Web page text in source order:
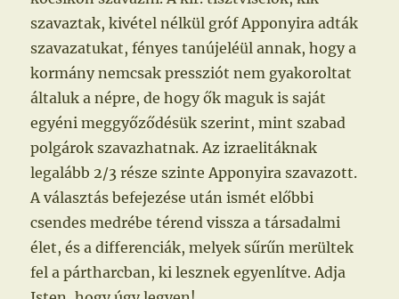
szavaztak, kivétel nélkül gróf Apponyira adták
szavazatukat, fényes tanújeléül annak, hogy a
kormány nemcsak pressziót nem gyakoroltat
általuk a népre, de hogy ők maguk is saját
egyéni meggyőződésük szerint, mint szabad
polgárok szavazhatnak. Az izraelitáknak
legalább 2/3 része szinte Apponyira szavazott.
A választás befejezése után ismét előbbi
csendes medrébe térend vissza a társadalmi
élet, és a differenciák, melyek sűrűn merültek
fel a pártharcban, ki lesznek egyenlítve. Adja